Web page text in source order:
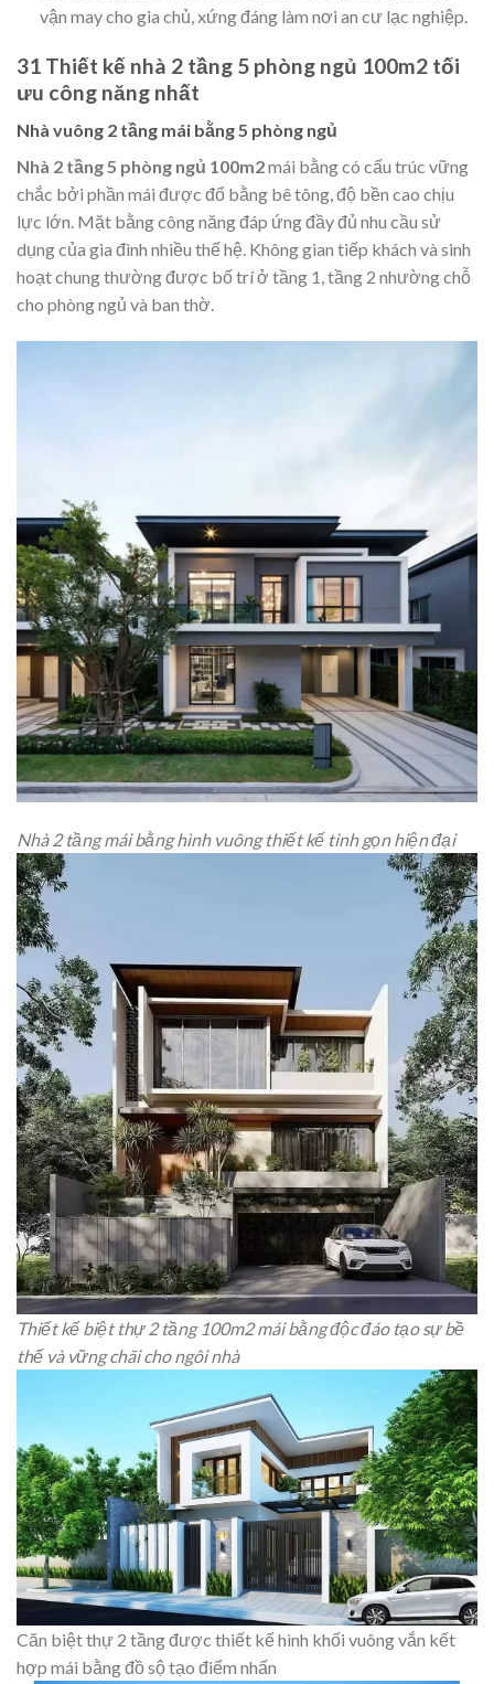
vận may cho gia chủ, xứng đáng làm nơi an cư lạc nghiệp.
31 Thiết kế nhà 2 tầng 5 phòng ngủ 100m2 tối
ưu công năng nhất
Nhà vuông 2 tầng mái bằng 5 phòng ngủ
Nhà 2 tầng 5 phòng ngủ 100m2mái bằng có cấu trúc vững
chắc bởi phần mái được đổ bằng bê tông, độ bền cao chịu
lực lớn. Mặt bằng công năng đáp ứng đầy đủ nhu cầu sử
dụng của gia đình nhiều thế hệ. Không gian tiếp khách và sinh
hoạt chung thường được bố trí ở tầng 1, tầng 2 nhường chỗ
cho phòng ngủ và ban thờ.
Nhà 2 tầng mái bằng hình vuông thiết kế tinh gọn hiện đại
Thiết kế biệt thự 2 tầng 100m2 mái bằng độc đáo tạo sự bề
thế và vững chãi cho ngôi nhà
Căn biệt thự 2 tầng được thiết kế hình khối vuông vắn kết
hợp mái bằng đồ sộ tạo điểm nhấn